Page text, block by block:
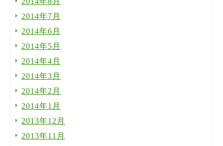
2014年7月
2014年6月
2014年5月
2014年4月
2014年3月
2014年2月
2014年1月
2013年12月
2013年11月